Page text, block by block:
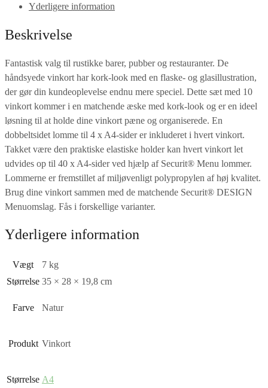
Yderligere information
Beskrivelse
Fantastisk valg til rustikke barer, pubber og restauranter. De
håndsyede vinkort har kork-look med en flaske- og glasillustration,
der gør din kundeoplevelse endnu mere speciel. Dette sæt med 10
vinkort kommer i en matchende æske med kork-look og er en ideel
løsning til at holde dine vinkort pæne og organiserede. En
dobbeltsidet lomme til 4 x A4-sider er inkluderet i hvert vinkort.
Takket være den praktiske elastiske holder kan hvert vinkort let
udvides op til 40 x A4-sider ved hjælp af Securit® Menu lommer.
Lommerne er fremstillet af miljøvenligt polypropylen af høj kvalitet.
Brug dine vinkort sammen med de matchende Securit® DESIGN
Menuomslag. Fås i forskellige varianter.
Yderligere information
Vægt
7 kg
Størrelse 35 × 28 × 19,8 cm
Farve Natur
Produkt Vinkort
Størrelse A4